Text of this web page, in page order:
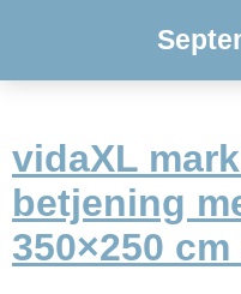
vidaXL
betjening
350×250